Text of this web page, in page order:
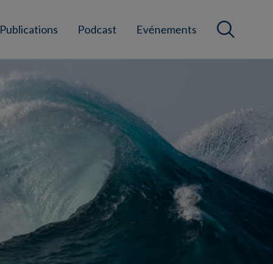
Publications Podcast Evénements